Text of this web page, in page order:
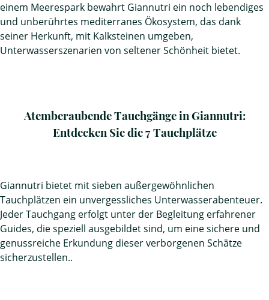
einem Meerespark bewahrt Giannutri ein noch lebendiges
und unberührtes mediterranes Ökosystem, das dank
seiner Herkunft, mit Kalksteinen umgeben,
Unterwasserszenarien von seltener Schönheit bietet.
Atemberaubende Tauchgänge in Giannutri:
Entdecken Sie die 7 Tauchplätze
Giannutri bietet mit sieben außergewöhnlichen
Tauchplätzen ein unvergessliches Unterwasserabenteuer.
Jeder Tauchgang erfolgt unter der Begleitung erfahrener
Guides, die speziell ausgebildet sind, um eine sichere und
genussreiche Erkundung dieser verborgenen Schätze
sicherzustellen..